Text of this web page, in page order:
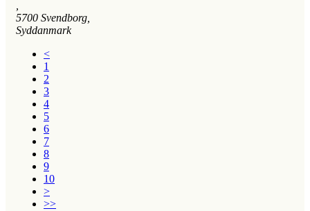
5700 Svendborg,
Syddanmark
<
1
2
3
4
5
6
7
8
9
10
>
>>